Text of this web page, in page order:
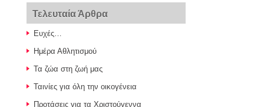
Τελευταία Άρθρα
Ευχές…
Ημέρα Αθλητισμού
Τα ζώα στη ζωή μας
Ταινίες για όλη την οικογένεια
Προτάσεις για τα Χριστούγεννα